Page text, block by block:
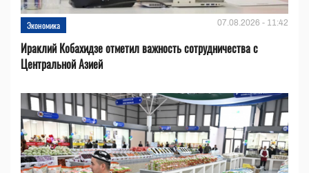
Экономика 07.08.2026 - 11:42
Ираклий Кобахидзе отметил важность сотрудничества с
Центральной Азией